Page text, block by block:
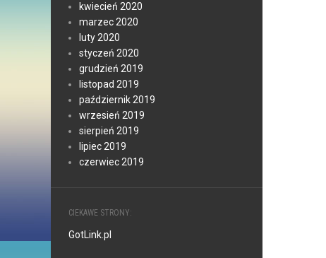
kwiecień 2020
marzec 2020
luty 2020
styczeń 2020
grudzień 2019
listopad 2019
październik 2019
wrzesień 2019
sierpień 2019
lipiec 2019
czerwiec 2019
CIEKAWE STRONY:
GotLink.pl